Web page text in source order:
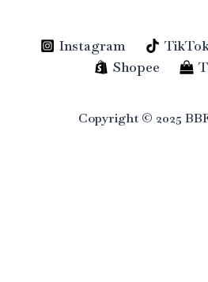
Instagram
Shopee
Copyright © 2025